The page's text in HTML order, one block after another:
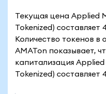
Текущая цена Applied
Tokenized) составляет
Количество токенов в
AMATon показывает,
капитализация
Tokenized) составляет